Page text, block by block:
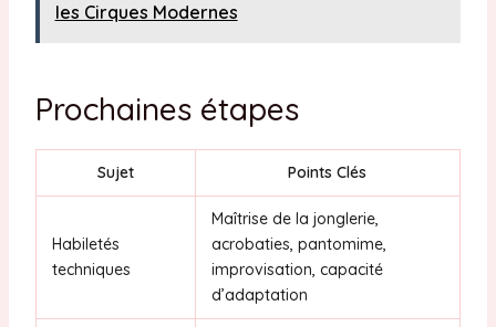
les Cirques Modernes
Prochaines étapes
Sujet Points Clés
Habiletés
techniques
Maîtrise de la jonglerie,
acrobaties, pantomime,
improvisation, capacité
d’adaptation